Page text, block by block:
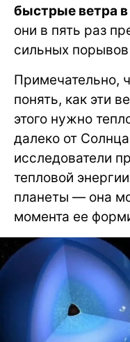
быстрые ветра
они в пять раз
сильных
Примечательно,
понять, как эти
этого нужно
далеко от
исследователи
тепловой
планеты — она
момента ее